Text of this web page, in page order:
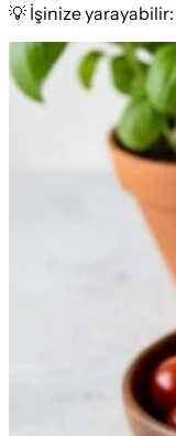
💡 İşinize yarayabilir: